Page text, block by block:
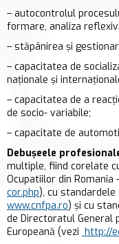
– autocontrolul
formare, analiza
– stăpânirea şi
– capacitatea de
naționale şi
– capacitatea de a
de socio- variabile;
– capacitate de
Debuşeele
multiple, fiind corelate
Ocupatiilor din Romania
cor.php), cu standardele
www.cnfpa.ro) şi cu
de Directoratul General
Europeană (vezi http://